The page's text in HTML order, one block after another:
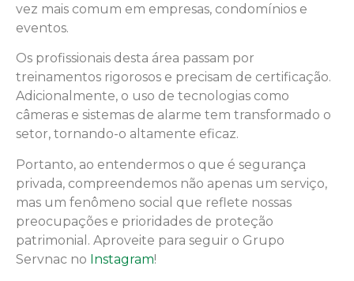
vez mais comum em empresas, condomínios e
eventos.
Os profissionais desta área passam por
treinamentos rigorosos e precisam de certificação.
Adicionalmente, o uso de tecnologias como
câmeras e sistemas de alarme tem transformado o
setor, tornando-o altamente eficaz.
Portanto, ao entendermos o que é segurança
privada, compreendemos não apenas um serviço,
mas um fenômeno social que reflete nossas
preocupações e prioridades de proteção
patrimonial. Aproveite para seguir o Grupo
Servnac no Instagram!